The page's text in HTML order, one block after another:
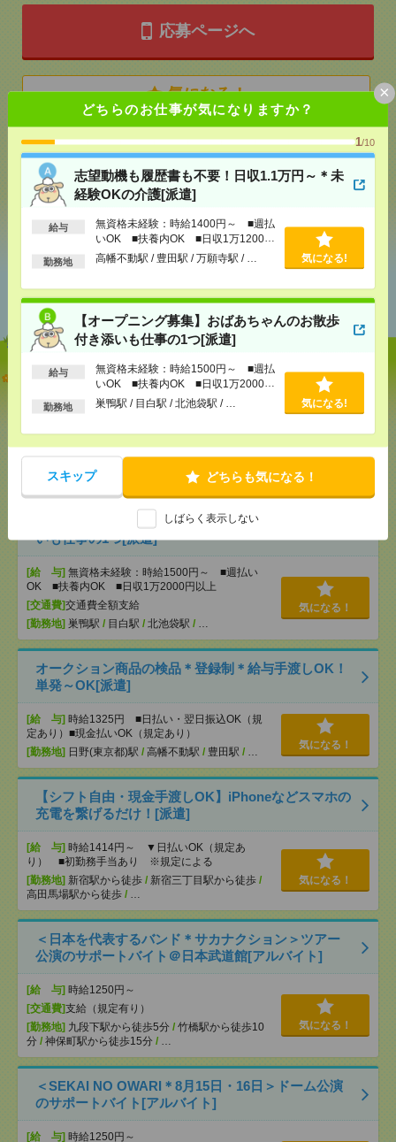
どちらのお仕事が気になりますか？
1/10
志望動機も履歴書も不要！日収1.1万円～＊未
経験OKの介護[派遣]
給与
無資格未経験：時給1400円～ ■週払
いOK ■扶養内OK ■日収1万1200円
以上
勤務地 高幡不動駅 / 豊田駅 / 万願寺駅 / … 気になる!
【オープニング募集】おばあちゃんのお散歩
付き添いも仕事の1つ[派遣]
給与
無資格未経験：時給1500円～ ■週払
いOK ■扶養内OK ■日収1万2000円
以上
勤務地 巣鴨駅 / 目白駅 / 北池袋駅 / … 気になる!
スキップ どちらも気になる！
しばらく表示しない
×
応募ページへ
気になる！
メールで送る LINEで送る
おすすめ
志望動機も履歴書も不要！日収1.1万円～＊未経験OK
の介護[派遣]
交通費全額支給
[勤務地]高幡不動駅 万願寺駅/…
気になる！
【オープニング募集】おばあちゃんのお散歩付き添
いも仕事の1つ[派遣]
[給 与] 無資格未経験：時給1500円～ ■週払い
OK ■扶養内OK ■日収1万2000円以上
[交通費]交通費全額支給
[勤務地] 巣鴨駅 / 目白駅 / 北池袋駅 / …
気になる！
オークション商品の検品＊登録制＊給与手渡しOK！
単発～OK[派遣]
[給 与] 時給1325円 ■日払い・翌日振込OK（規
定あり）■現金払いOK（規定あり）
[勤務地] 日野(東京都)駅 / 高幡不動駅 / 豊田駅 / …
気になる！
【シフト自由・現金手渡しOK】iPhoneなどスマホの
充電を繋げるだけ！[派遣]
[給 与] 時給1414円～ ▼日払いOK（規定あ
り） ■初勤務手当あり ※規定による
[勤務地] 新宿駅から徒歩 / 新宿三丁目駅から徒歩 /
高田馬場駅から徒歩 / …
気になる！
＜日本を代表するバンド＊サカナクション＞ツアー
公演のサポートバイト＠日本武道館[アルバイト]
[給 与] 時給1250円～
[交通費]支給（規定有り）
[勤務地] 九段下駅から徒歩5分 / 竹橋駅から徒歩10
分 / 神保町駅から徒歩15分 / …
気になる！
＜SEKAI NO OWARI＊8月15日・16日＞ドーム公演
のサポートバイト[アルバイト]
[給 与] 時給1250円～